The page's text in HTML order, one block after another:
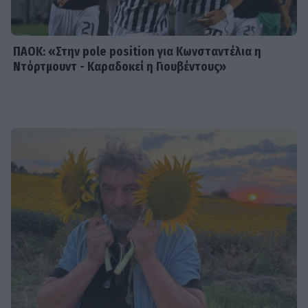
ΠΑΟΚ: «Στην pole position για Κωνσταντέλια η
Ντόρτμουντ - Καραδοκεί η Γιουβέντους»